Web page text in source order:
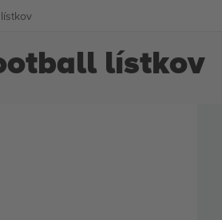
lístkov